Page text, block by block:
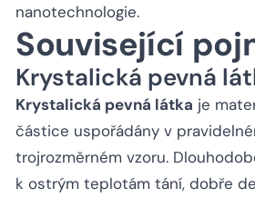
nanotechnologie.
Související
Krystalická pevná
Krystalická pevná látka je
částice uspořádány v
trojrozměrném vzoru.
k ostrým teplotám tání, dobře